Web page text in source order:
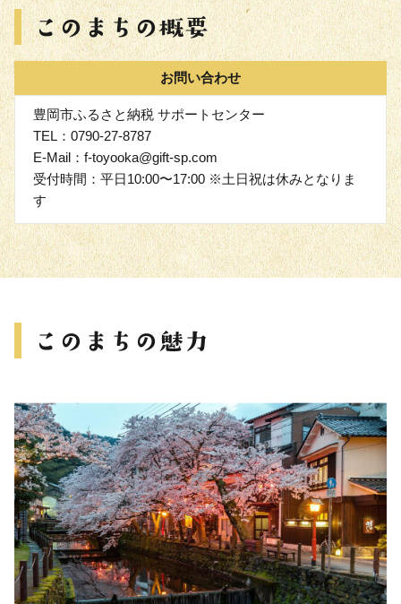
お問い合わせ
豊岡市ふるさと納税 サポートセンター
TEL：0790-27-8787
E-Mail：f-toyooka@gift-sp.com
受付時間：平日10:00〜17:00 ※土日祝は休みとなりま
す